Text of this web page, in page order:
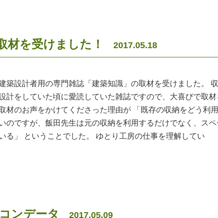
材を受けました！ 2017.05.18
築設計者用の専門雑誌「建築知識」の取材を受けました。
計をしていた頃に愛読していた雑誌ですので、大喜びで取
材のお声をかけてくださった理由が 「既存の収納をどう利
のですが、飯田先生は元の収納を利用するだけでなく、ス
る」 ということでした。 ゆとり工房の仕事を理解してい
ンデータ 2017.05.09